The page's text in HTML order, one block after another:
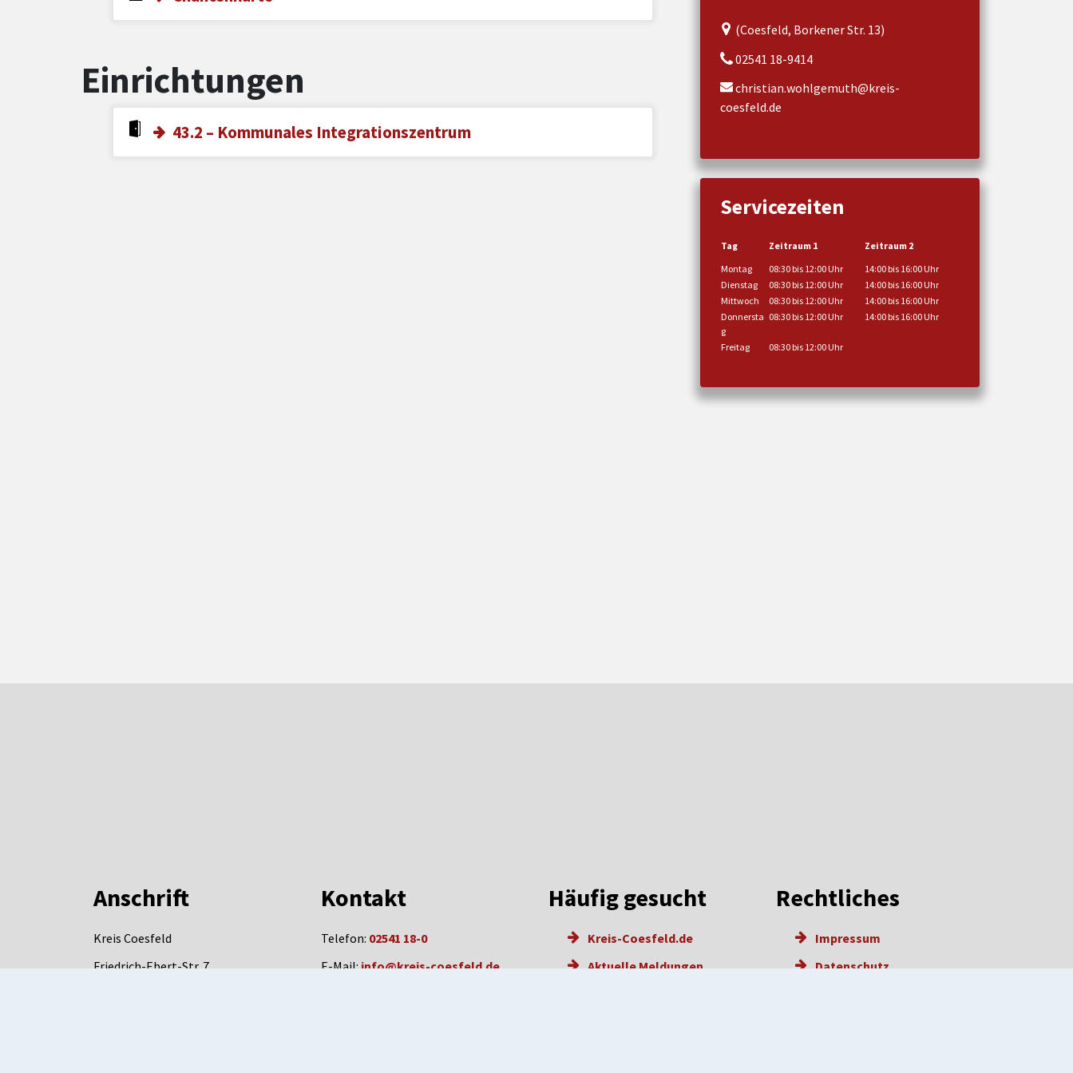
Einrichtungen
43.2 – Kommunales Integrationszentrum
(Coesfeld, Borkener Str. 13)
02541 18-9414
christian.wohlgemuth@kreis-
coesfeld.de
Servicezeiten
Tag Zeitraum 1
Zeitraum 2
Montag
08:30 bis 12:00 Uhr
14:00 bis 16:00 Uhr
Dienstag
08:30 bis 12:00 Uhr
14:00 bis 16:00 Uhr
Mittwoch
08:30 bis 12:00 Uhr
14:00 bis 16:00 Uhr
Donnersta
g
08:30 bis 12:00 Uhr 14:00 bis 16:00 Uhr
Freitag 08:30 bis 12:00 Uhr
Anschrift
Kreis Coesfeld
Friedrich-Ebert-Str. 7
Kontakt
Telefon: 02541 18-0
E-Mail:info@kreis-coesfeld.de
Häufig gesucht
Kreis-Coesfeld.de
Aktuelle Meldungen
Rechtliches
Impressum
Datenschutz